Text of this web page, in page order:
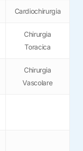
Cardiochirurgia
Chirurgia
Toracica
Chirurgia
Vascolare